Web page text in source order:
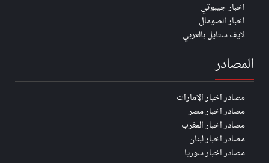
اخبار جيبوتي
اخبار الصومال
لايف ستايل بالعربي
المصادر
مصادر اخبار الإمارات
مصادر اخبار مصر
مصادر اخبار المغرب
مصادر اخبار لبنان
مصادر اخبار سوريا